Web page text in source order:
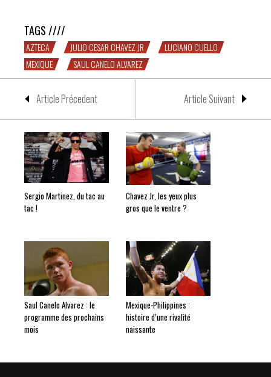
TAGS ////
AZTECA JULIO CESAR CHAVEZ JR
LUCIANO CUELLO
MEXIQUE
SAUL CANELO ALVAREZ
Article Précedent Article Suivant
Sergio Martinez, du tac au
tac !
Chavez Jr, les yeux plus
gros que le ventre ?
Saul Canelo Alvarez : le
programme des prochains
mois
Mexique-Philippines :
histoire d’une rivalité
naissante